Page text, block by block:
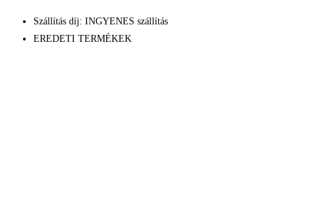
80ml
Szállítás díj: INGYENES szállítás
EREDETI TERMÉKEK